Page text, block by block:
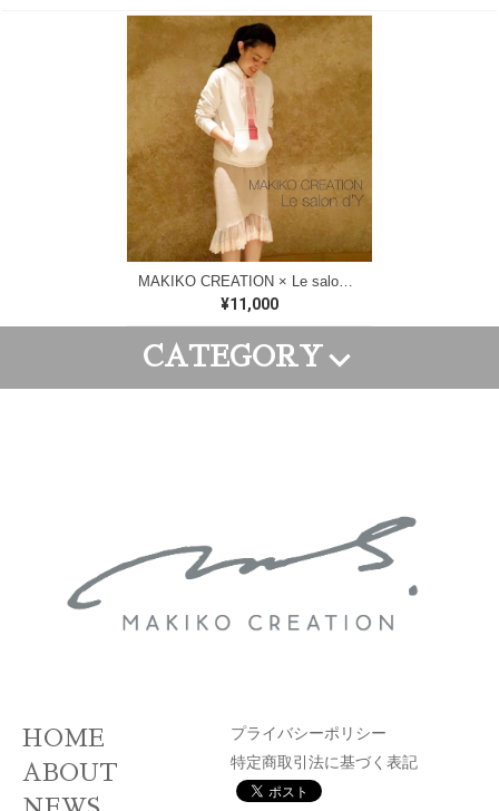
¥11,000
CATEGORY
FRAME ART CANVAS ART
HOME
ABOUT
プライバシーポリシー
特定商取引法に基づく表記